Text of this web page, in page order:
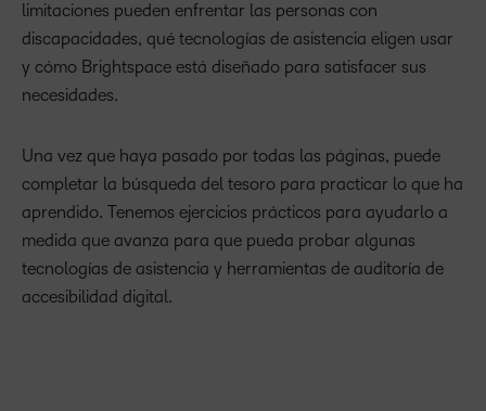
limitaciones pueden enfrentar las personas con
discapacidades, qué tecnologías de asistencia eligen usar
y cómo Brightspace está diseñado para satisfacer sus
necesidades.
Una vez que haya pasado por todas las páginas, puede
completar la búsqueda del tesoro para practicar lo que ha
aprendido. Tenemos ejercicios prácticos para ayudarlo a
medida que avanza para que pueda probar algunas
tecnologías de asistencia y herramientas de auditoría de
accesibilidad digital.